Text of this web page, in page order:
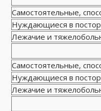
Самостоятельные,
Нуждающиеся в
Лежачие и
Самостоятельные,
Нуждающиеся в
Лежачие и